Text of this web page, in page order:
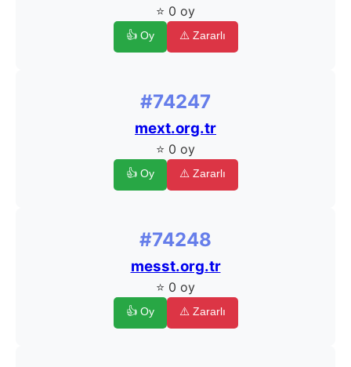
⭐ 0 oy
👍 Oy ⚠️ Zararlı
#74247
mext.org.tr
⭐ 0 oy
👍 Oy ⚠️ Zararlı
#74248
messt.org.tr
⭐ 0 oy
👍 Oy ⚠️ Zararlı